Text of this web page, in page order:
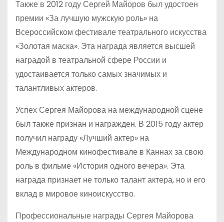
Также в 2012 году Сергей Майоров был удостоен
премии «За лучшую мужскую роль» на
Всероссийском фестивале театрального искусства
«Золотая маска». Эта награда является высшей
наградой в театральной сфере России и
удостаивается только самых значимых и
талантливых актеров.
Успех Сергея Майорова на международной сцене
был также признан и награжден. В 2015 году актер
получил награду «Лучший актер» на
Международном кинофестивале в Каннах за свою
роль в фильме «История одного вечера». Эта
награда признает не только талант актера, но и его
вклад в мировое киноискусство.
Профессиональные награды Сергея Майорова